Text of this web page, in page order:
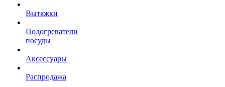
Вытяжки
Подогреватели
посуды
Аксессуары
Распродажа